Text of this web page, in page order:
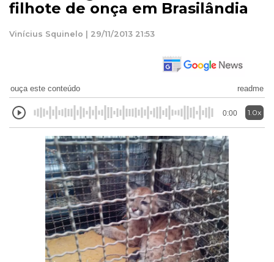
filhote de onça em Brasilândia
Vinícius Squinelo | 29/11/2013 21:53
ouça este conteúdo readme
0:00 1.0x